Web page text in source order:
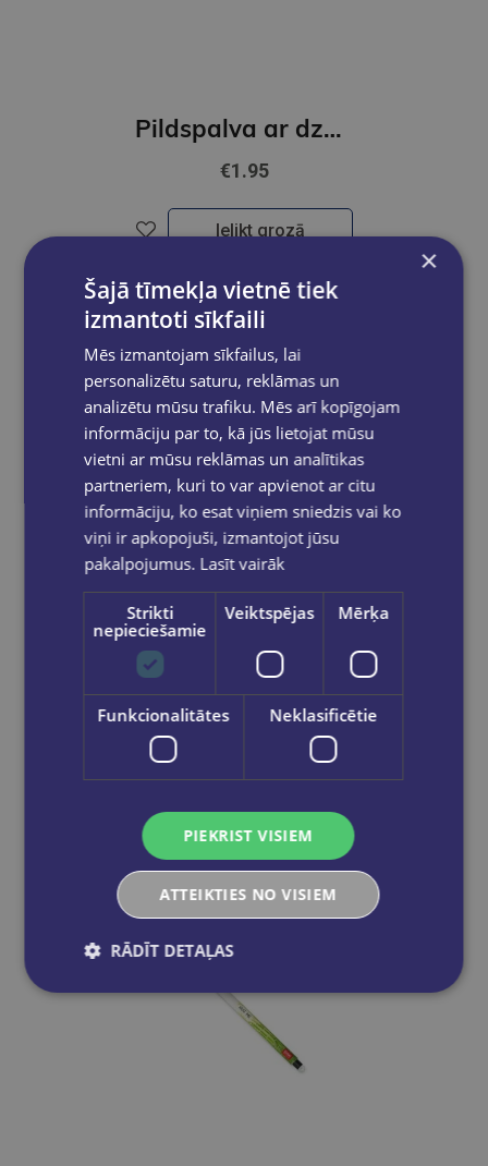
Pildspalva ar dzēšgumiju, LAMA
€1.95
Ielikt grozā
Pildspalva ar dzēšgumiju,SHARK
×
Šajā tīmekļa vietnē tiek
izmantoti sīkfaili
Mēs izmantojam sīkfailus, lai
personalizētu saturu, reklāmas un
analizētu mūsu trafiku. Mēs arī kopīgojam
informāciju par to, kā jūs lietojat mūsu
vietni ar mūsu reklāmas un analītikas
partneriem, kuri to var apvienot ar citu
informāciju, ko esat viņiem sniedzis vai ko
viņi ir apkopojuši, izmantojot jūsu
pakalpojumus. Lasīt vairāk
Strikti
nepieciešamie
Veiktspējas Mērķa
Funkcionalitātes Neklasificētie
PIEKRIST VISIEM
ATTEIKTIES NO VISIEM
RĀDĪT DETAĻAS